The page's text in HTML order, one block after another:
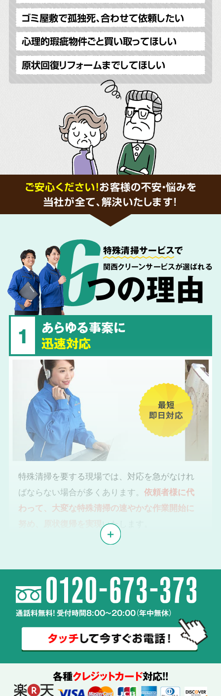
ゴミ屋敷で孤独死、合わせて依頼したい
心理的瑕疵物件ごと買い取ってほしい
原状回復リフォームまでしてほしい
ご安心ください！お客様の不安・悩みを
当社が全て、解決いたします!
特殊清掃サービスで
関西クリーンサービスが選ばれる
つの理由
1
あらゆる事案に
迅速対応
最短
即日対応
特殊清掃を要する現場では、対応を急がなけれ
ばならない場合が多くあります。依頼者様に代
わって、大変な特殊清掃の速やかな作業開始に
いたします。
2
体液や汚物、雑菌の
除去・除菌・洗浄
使用する
薬剤も
通話料無料! 受付時間8:00～20:00（年中無休）
各種クレジットカード対応!!